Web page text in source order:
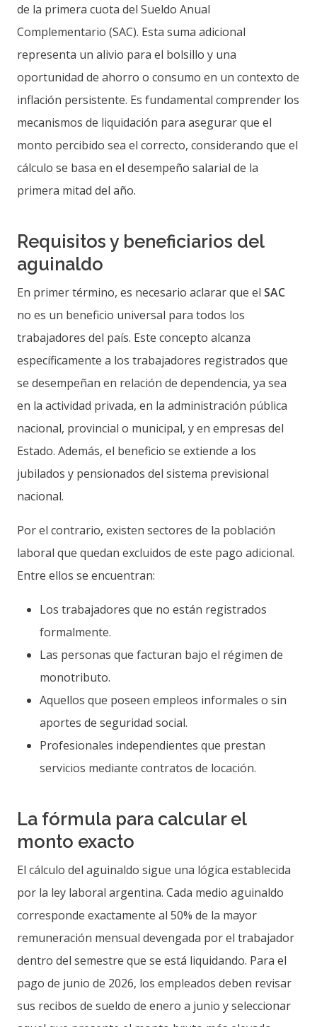
de la primera cuota del Sueldo Anual
Complementario (SAC). Esta suma adicional
representa un alivio para el bolsillo y una
oportunidad de ahorro o consumo en un contexto de
inflación persistente. Es fundamental comprender los
mecanismos de liquidación para asegurar que el
monto percibido sea el correcto, considerando que el
cálculo se basa en el desempeño salarial de la
primera mitad del año.
Requisitos y beneficiarios del
aguinaldo
En primer término, es necesario aclarar que el SAC
no es un beneficio universal para todos los
trabajadores del país. Este concepto alcanza
específicamente a los trabajadores registrados que
se desempeñan en relación de dependencia, ya sea
en la actividad privada, en la administración pública
nacional, provincial o municipal, y en empresas del
Estado. Además, el beneficio se extiende a los
jubilados y pensionados del sistema previsional
nacional.
Por el contrario, existen sectores de la población
laboral que quedan excluidos de este pago adicional.
Entre ellos se encuentran:
Los trabajadores que no están registrados
formalmente.
Las personas que facturan bajo el régimen de
monotributo.
Aquellos que poseen empleos informales o sin
aportes de seguridad social.
Profesionales independientes que prestan
servicios mediante contratos de locación.
La fórmula para calcular el
monto exacto
El cálculo del aguinaldo sigue una lógica establecida
por la ley laboral argentina. Cada medio aguinaldo
corresponde exactamente al 50% de la mayor
remuneración mensual devengada por el trabajador
dentro del semestre que se está liquidando. Para el
pago de junio de 2026, los empleados deben revisar
sus recibos de sueldo de enero a junio y seleccionar